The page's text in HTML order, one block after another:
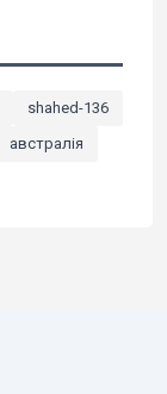
shahed-136
австралія